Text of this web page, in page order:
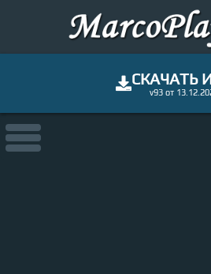
СКАЧАТЬ
v93 от